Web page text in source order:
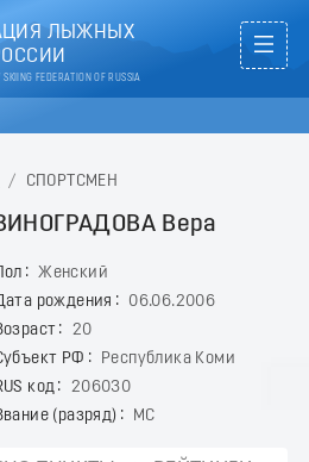
ЛЫЖНЫХ
SKIING FEDERATION OF RUSSIA
/ СПОРТСМЕН
Вера
Пол
Женский
рождения
06.06.2006
20
РФ
Республика Коми
код
206030
(разряд)
МС